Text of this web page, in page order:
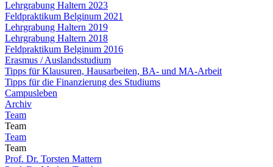
Lehrgrabung Haltern 2023
Feldpraktikum Belginum 2021
Lehrgrabung Haltern 2019
Lehrgrabung Haltern 2018
Feldpraktikum Belginum 2016
Erasmus / Auslandsstudium
Tipps für Klausuren, Hausarbeiten, BA- und MA-Arbeit
Tipps für die Finanzierung des Studiums
Campusleben
Archiv
Team
Team
Team
Team
Prof. Dr. Torsten Mattern